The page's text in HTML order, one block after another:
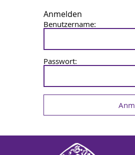
Anmelden
Benutzername:
Passwort: